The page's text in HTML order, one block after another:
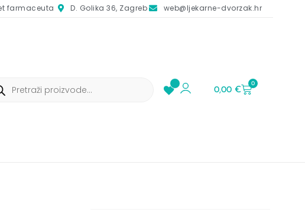
farmaceuta D. Golika 36, Zagreb web@ljekarne-dvorzak.hr
0,00€
0